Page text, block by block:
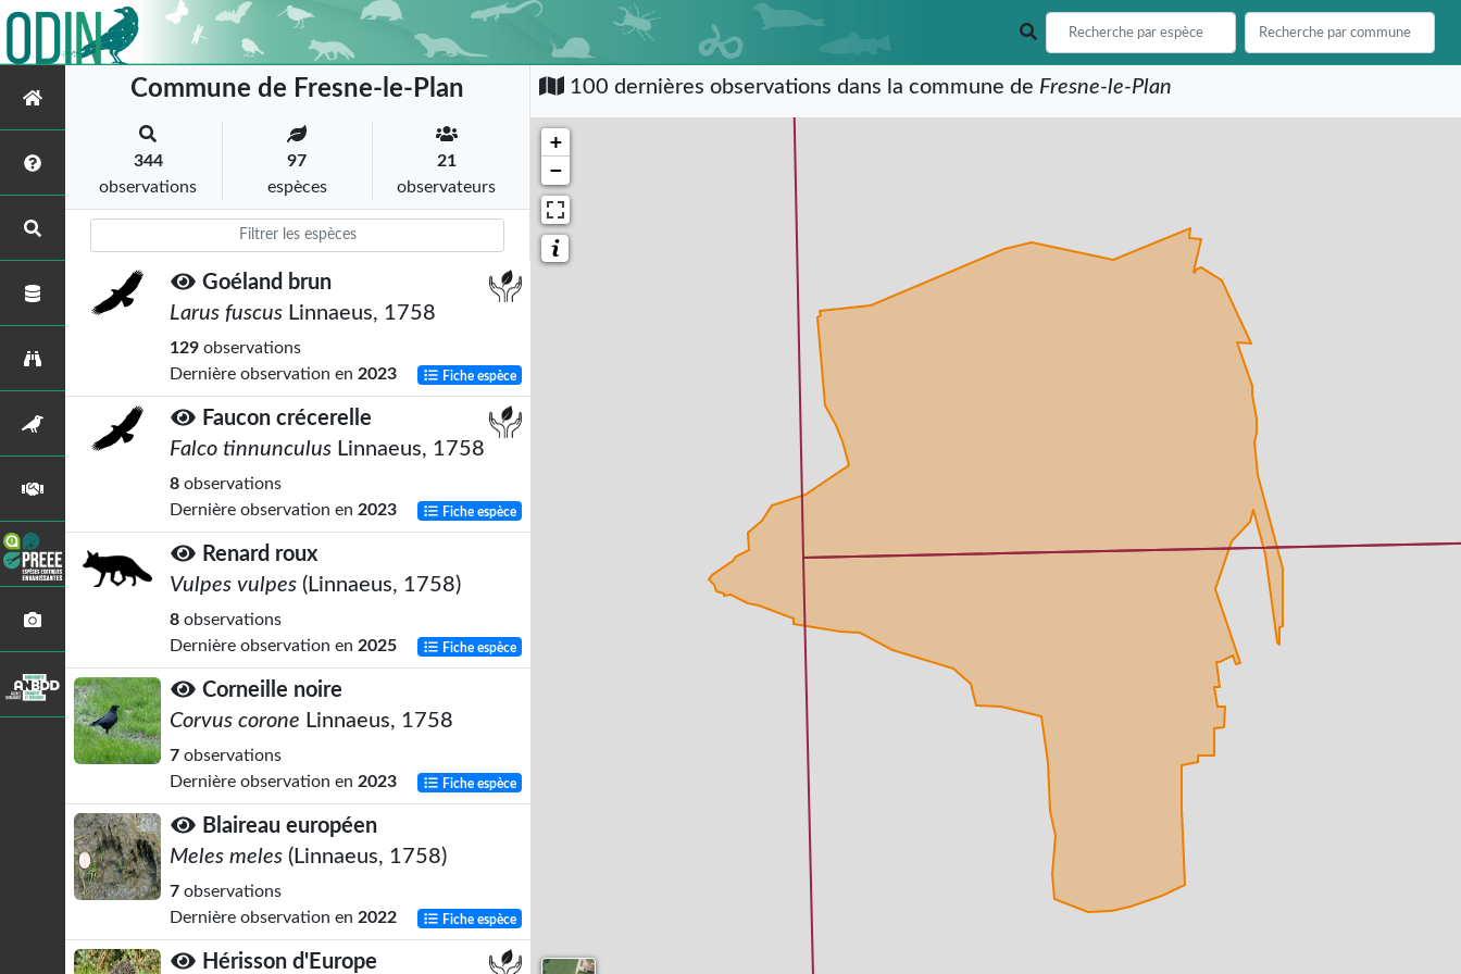
Commune de Fresne-le-Plan
344
observations
97
espèces
21
observateurs
Goéland brun
Larus fuscus Linnaeus, 1758
129 observations
Dernière observation en 2023 Fiche espèce
Faucon crécerelle
Falco tinnunculus Linnaeus, 1758
8 observations
Dernière observation en 2023 Fiche espèce
Renard roux
Vulpes vulpes (Linnaeus, 1758)
8 observations
Dernière observation en 2025 Fiche espèce
Corneille noire
Corvus corone Linnaeus, 1758
7 observations
Dernière observation en 2023 Fiche espèce
Blaireau européen
Meles meles (Linnaeus, 1758)
7 observations
Dernière observation en 2022 Fiche espèce
Hérisson d'Europe
100 dernières observations dans la commune de Fresne-le-Plan
+
−